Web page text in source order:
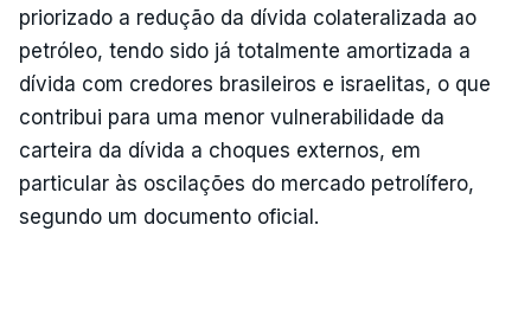
priorizado a redução da dívida colateralizada ao
petróleo, tendo sido já totalmente amortizada a
dívida com credores brasileiros e israelitas, o que
contribui para uma menor vulnerabilidade da
carteira da dívida a choques externos, em
particular às oscilações do mercado petrolífero,
segundo um documento oficial.